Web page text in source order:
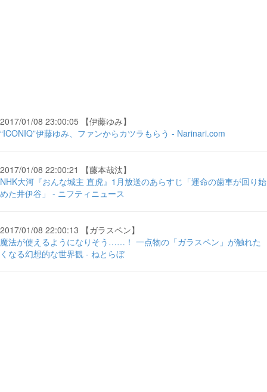
2017/01/08 23:00:05 【伊藤ゆみ】
“ICONIQ”伊藤ゆみ、ファンからカツラもらう - Narinari.com
2017/01/08 22:00:21 【藤本哉汰】
NHK大河『おんな城主 直虎』1月放送のあらすじ「運命の歯車が回り始
めた井伊谷」 - ニフティニュース
2017/01/08 22:00:13 【ガラスペン】
魔法が使えるようになりそう……！ 一点物の「ガラスペン」が触れた
くなる幻想的な世界観 - ねとらぼ